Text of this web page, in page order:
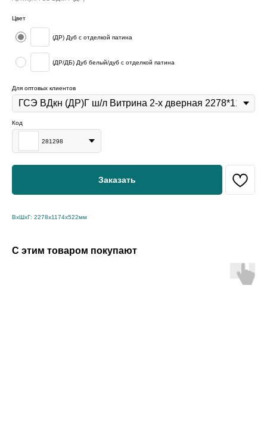
Цвет
(ДР) Дуб с отделкой патина
(ДР/ДБ) Дуб белый/дуб с отделкой патина
Для оптовых клиентов
Код
281298
Заказать
ВхШхГ: 2278х1174х522мм
С этим товаром покупают